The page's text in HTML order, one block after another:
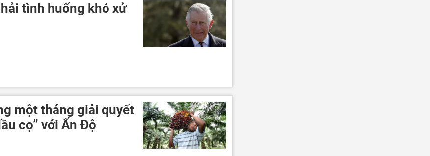
tình huống khó xử
một tháng giải quyết
cọ” với Ấn Độ